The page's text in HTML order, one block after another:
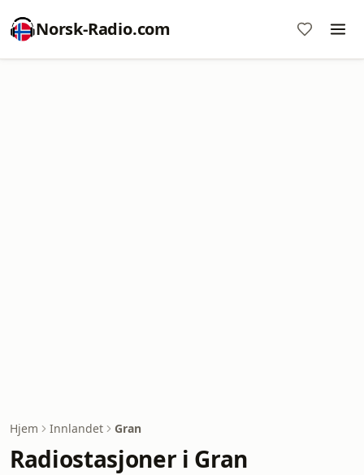
Norsk-Radio.com
Hjem Innlandet Gran
Radiostasjoner i Gran